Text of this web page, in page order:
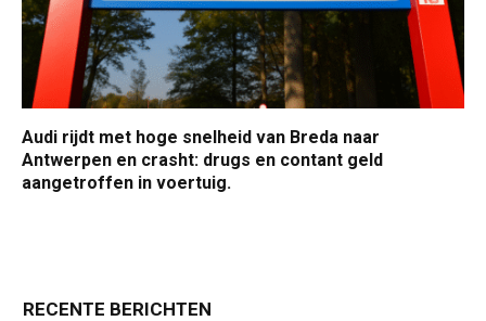
Audi rijdt met hoge snelheid van Breda naar
Antwerpen en crasht: drugs en contant geld
aangetroffen in voertuig.
RECENTE BERICHTEN